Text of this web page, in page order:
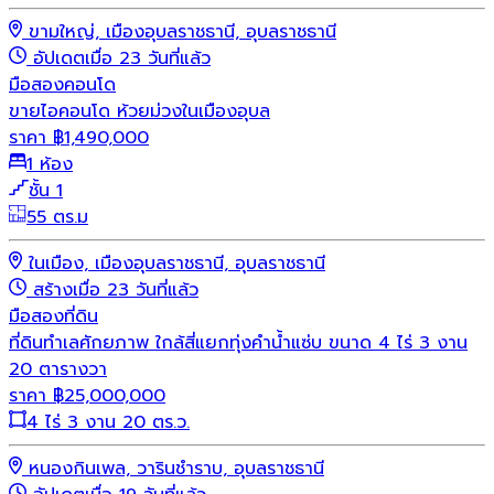
ขามใหญ่, เมืองอุบลราชธานี, อุบลราชธานี
อัปเดตเมื่อ 23 วันที่แล้ว
มือสองคอนโด
ขายไอคอนโด ห้วยม่วงในเมืองอุบล
ราคา ฿1,490,000
1 ห้อง
ชั้น 1
55 ตร.ม
ในเมือง, เมืองอุบลราชธานี, อุบลราชธานี
สร้างเมื่อ 23 วันที่แล้ว
มือสองที่ดิน
ที่ดินทำเลศักยภาพ ใกล้สี่แยกทุ่งคำน้ำแซ่บ ขนาด 4 ไร่ 3 งาน
20 ตารางวา
ราคา ฿25,000,000
4 ไร่ 3 งาน 20 ตร.ว.
หนองกินเพล, วารินชำราบ, อุบลราชธานี